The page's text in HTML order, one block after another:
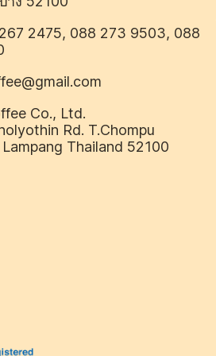
2475, 088 273 9503, 088
Co., Ltd.
Rd. T.Chompu
Thailand 52100